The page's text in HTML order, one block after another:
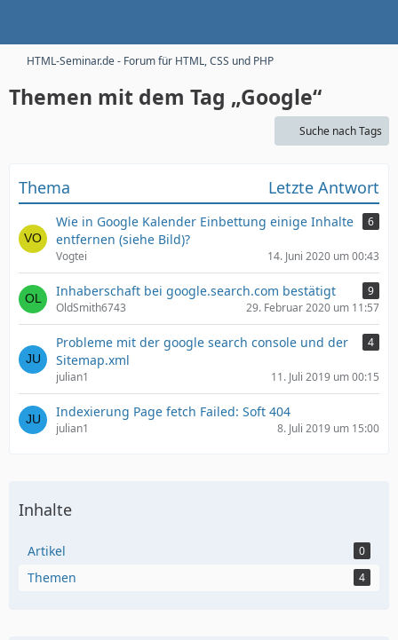
HTML-Seminar.de - Forum für HTML, CSS und PHP
Themen mit dem Tag „Google“
Suche nach Tags
Thema Letzte Antwort
Wie in Google Kalender Einbettung einige Inhalte
entfernen (siehe Bild)?
6
Vogtei 14. Juni 2020 um 00:43
Inhaberschaft bei google.search.com bestätigt
9
OldSmith6743
29. Februar 2020 um 11:57
Probleme mit der google search console und der
Sitemap.xml
4
julian1 11. Juli 2019 um 00:15
Indexierung Page fetch Failed: Soft 404
julian1 8. Juli 2019 um 15:00
Inhalte
Artikel 0
Themen 4